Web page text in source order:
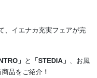
、イエナカ充実フェアが完
」 と 「STEDIA」
、お風
品をご紹介！